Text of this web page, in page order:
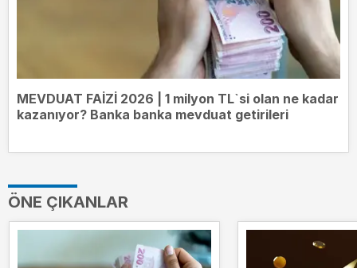
MEVDUAT FAİZİ 2026 | 1 milyon TL`si olan ne kadar
kazanıyor? Banka banka mevduat getirileri
ÖNE ÇIKANLAR